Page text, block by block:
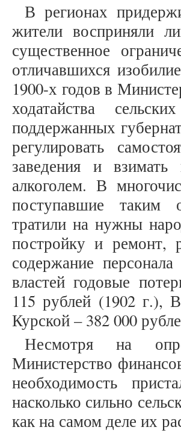
В регионах
жители восприняли
существенное
отличавшихся
1900-х годов в
ходатайства
поддержанных
регулировать
заведения и
алкоголем. В
поступавшие таким
тратили на нужны
постройку и ремонт,
содержание
властей годовые
115 рублей (1902 г.),
Курской – 382 000
Несмотря на
Министерство
необходимость
насколько сильно
как на самом деле их